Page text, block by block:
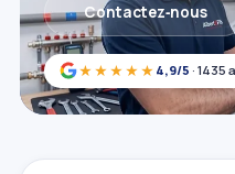
★★★★★ 4,9/5 ·
Contactez‑nous